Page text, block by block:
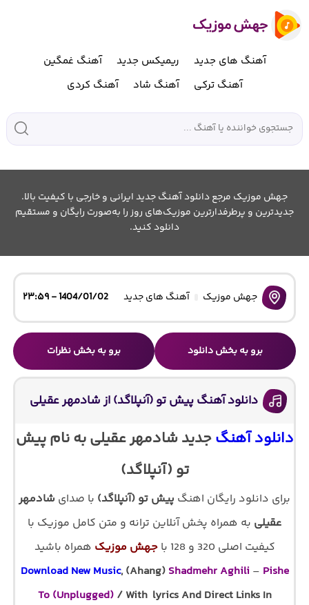
آهنگ های جدید ریمیکس جدید
آهنگ غمگین
آهنگ ترکی
آهنگ شاد آهنگ کردی
جهش موزیک مرجع دانلود آهنگ جدید ایرانی و خارجی با کیفیت بالا.
جدیدترین و پرطرفدارترین موزیک‌های روز را به‌صورت رایگان و مستقیم
دانلود کنید.
جهش موزیک آهنگ های جدید 1404/01/02 - ۲۳:۵۹
برو به بخش دانلود برو به بخش نظرات
دانلود آهنگ پیش تو (آنپلاگد) از شادمهر عقیلی
دانلود آهنگجدید شادمهر عقیلی به نام پیش
تو (آنپلاگد)
برای دانلود رایگان اهنگ پیش تو (آنپلاگد) با صدای شادمهر
عقیلی به همراه پخش آنلاین ترانه و متن کامل موزیک با
کیفیت اصلی 320 و 128 با
جهش موزیک همراه باشید
Download New Music, (Ahang) Shadmehr Aghili – Pishe
To (Unplugged)/ With lyrics And Direct Links In